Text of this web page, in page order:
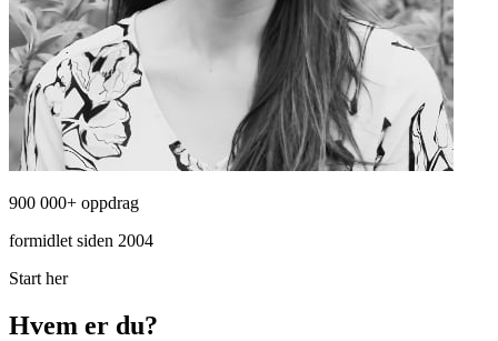
900 000+ oppdrag
formidlet siden 2004
Start her
Hvem er du?